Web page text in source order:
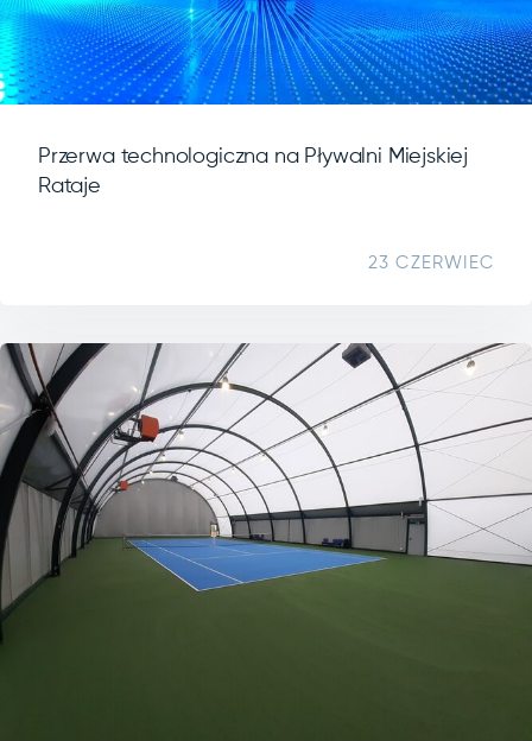
Przerwa technologiczna na Pływalni Miejskiej
Rataje
23 CZERWIEC